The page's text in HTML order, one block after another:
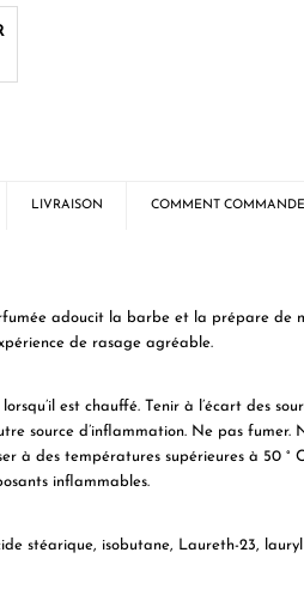
LIVRAISON COMMENT
adoucit la barbe et la prépare de
de rasage agréable.
est chauffé. Tenir à l’écart des
source d’inflammation. Ne pas fumer.
à des températures supérieures à 50 °
inflammables.
stéarique, isobutane, Laureth-23,